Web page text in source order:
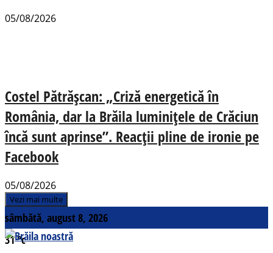
05/08/2026
Costel Pătrășcan: „Criză energetică în
România, dar la Brăila luminițele de Crăciun
încă sunt aprinse”. Reacții pline de ironie pe
Facebook
05/08/2026
Vezi mai multe
sâmbătă, august 8, 2026
31°c